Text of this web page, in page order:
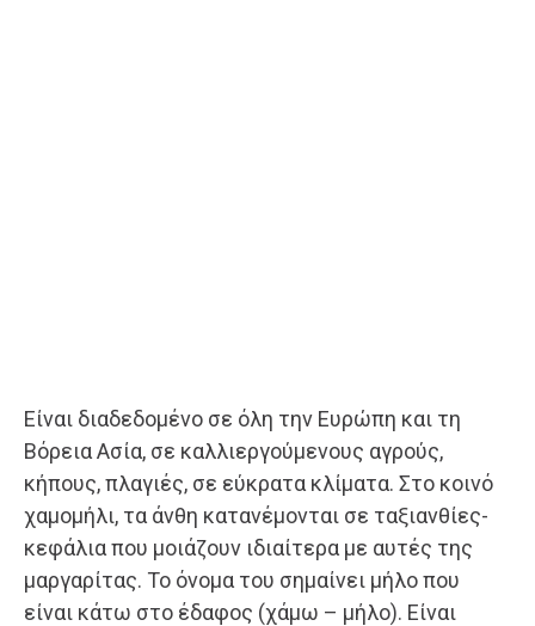
Είναι διαδεδομένο σε όλη την Ευρώπη και τη
Βόρεια Ασία, σε καλλιεργούμενους αγρούς,
κήπους, πλαγιές, σε εύκρατα κλίματα. Στο κοινό
χαμομήλι, τα άνθη κατανέμονται σε ταξιανθίες-
κεφάλια που μοιάζουν ιδιαίτερα με αυτές της
μαργαρίτας. Το όνομα του σημαίνει μήλο που
είναι κάτω στο έδαφος (χάμω – μήλο). Είναι